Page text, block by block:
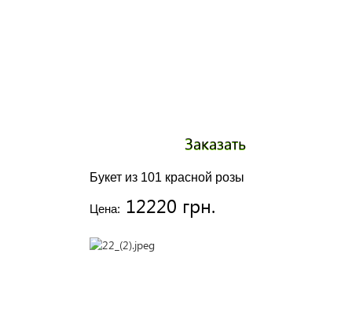
Букет из 101 красной розы
Цена: 12220 грн.
Заказать